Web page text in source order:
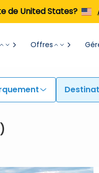
de United States?
Offres
)